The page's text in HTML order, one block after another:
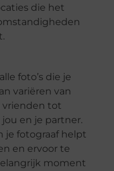
die het
foto’s die je
variëren van
vrienden tot
en je partner.
je fotograaf helpt
en ervoor te
moment